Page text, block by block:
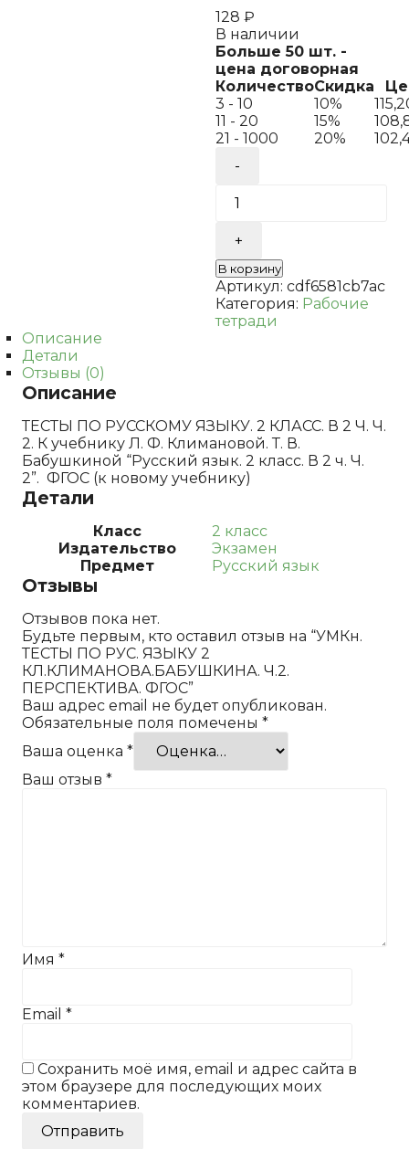
128 ₽
В наличии
Больше 50 шт. -
цена договорная
КоличествоСкидка
3 - 10
10%
11 - 20
15%
21 - 1000
20%
ЯЗЫКУ
2
Ч.2.
ПЕРСПЕКТИВА.
В корзину
Артикул: cdf6581cb7ac
Категория: Рабочие
тетради
Описание
Детали
Отзывы (0)
Описание
ТЕСТЫ ПО РУССКОМУ ЯЗЫКУ. 2 КЛАСС. В 2 Ч. Ч.
2. К учебнику Л. Ф. Климановой. Т. В.
Бабушкиной “Русский язык. 2 класс. В 2 ч. Ч.
2”. ФГОС (к новому учебнику)
Детали
Класс
2 класс
Издательство
Экзамен
Предмет
Русский язык
Отзывы
Отзывов пока нет.
Будьте первым, кто оставил отзыв на “УМКн.
ТЕСТЫ ПО РУС. ЯЗЫКУ 2
КЛ.КЛИМАНОВА.БАБУШКИНА. Ч.2.
ПЕРСПЕКТИВА. ФГОС”
Ваш адрес email не будет опубликован.
Обязательные поля помечены *
Ваша оценка *
Ваш отзыв *
Имя *
Email *
Сохранить моё имя, email и адрес сайта в
этом браузере для последующих моих
комментариев.